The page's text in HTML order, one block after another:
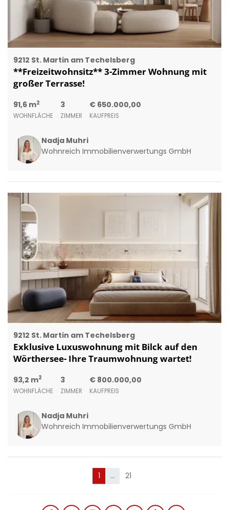
9212 St. Martin am Techelsberg
**Freizeitwohnsitz** 3-Zimmer Wohnung mit
großer Terrasse!
91,6 m2
WOHNFLÄCHE
3
ZIMMER
€ 650.000,00
KAUFPREIS
Nadja Muhri
Wohnreich Immobilienverwertungs GmbH
9212 St. Martin am Techelsberg
Exklusive Luxuswohnung mit Bilck auf den
Wörthersee- Ihre Traumwohnung wartet!
93,2 m2
WOHNFLÄCHE
3
ZIMMER
€ 800.000,00
KAUFPREIS
Nadja Muhri
Wohnreich Immobilienverwertungs GmbH
1(current)
… 21